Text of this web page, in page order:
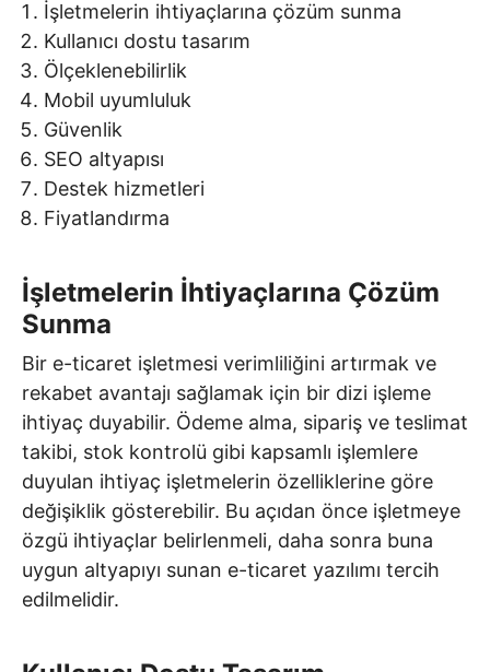
İşletmelerin ihtiyaçlarına çözüm sunma
Kullanıcı dostu tasarım
Ölçeklenebilirlik
Mobil uyumluluk
Güvenlik
SEO altyapısı
Destek hizmetleri
Fiyatlandırma
İşletmelerin İhtiyaçlarına Çözüm
Sunma
Bir e-ticaret işletmesi verimliliğini artırmak ve
rekabet avantajı sağlamak için bir dizi işleme
ihtiyaç duyabilir. Ödeme alma, sipariş ve teslimat
takibi, stok kontrolü gibi kapsamlı işlemlere
duyulan ihtiyaç işletmelerin özelliklerine göre
değişiklik gösterebilir. Bu açıdan önce işletmeye
özgü ihtiyaçlar belirlenmeli, daha sonra buna
uygun altyapıyı sunan e-ticaret yazılımı tercih
edilmelidir.